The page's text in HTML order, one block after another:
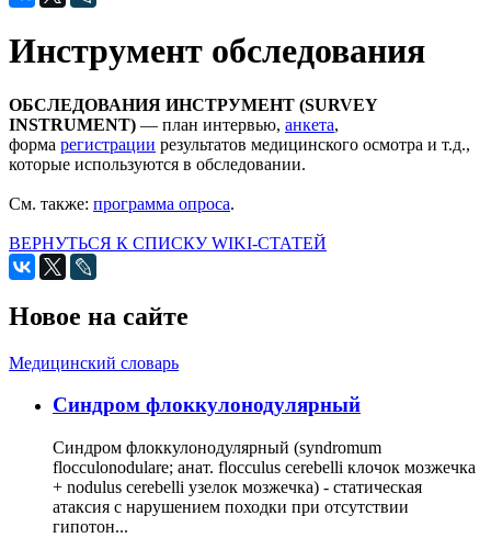
Инструмент обследования
ОБСЛЕДОВАНИЯ ИНСТРУМЕНТ (SURVEY
INSTRUMENT) — план интервью, анкета,
форма регистрации результатов медицинского осмотра и т.д.,
которые используются в обследовании.
См. также: программа опроса.
ВЕРНУТЬСЯ К СПИСКУ WIKI-СТАТЕЙ
Новое на сайте
Медицинский словарь
Cиндром флоккулонодулярный
Синдром флоккулонодулярный (syndromum
flocculonodulare; анат. flocculus cerebelli клочок мозжечка
+ nodulus cerebelli узелок мозжечка) - статическая
атаксия с нарушением походки при отсутствии
гипотон...